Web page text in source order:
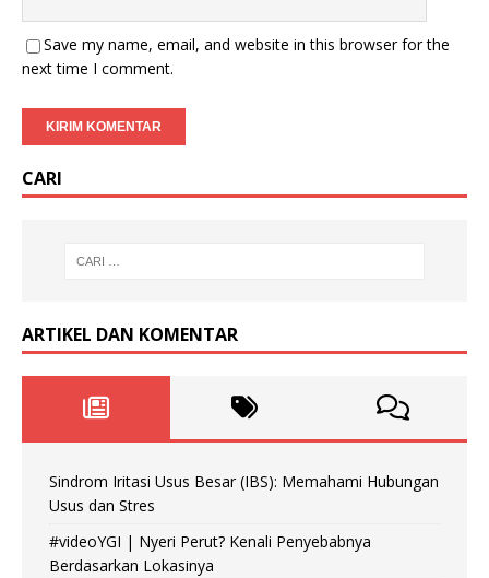
Save my name, email, and website in this browser for the
next time I comment.
CARI
ARTIKEL DAN KOMENTAR
Sindrom Iritasi Usus Besar (IBS): Memahami Hubungan
Usus dan Stres
#videoYGI | Nyeri Perut? Kenali Penyebabnya
Berdasarkan Lokasinya